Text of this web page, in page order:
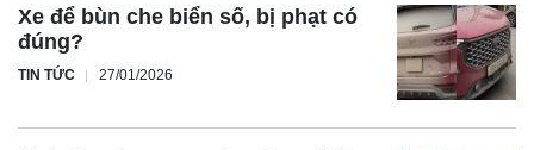
Xe để bùn che biển số, bị phạt có
đúng?
TIN TỨC 27/01/2026